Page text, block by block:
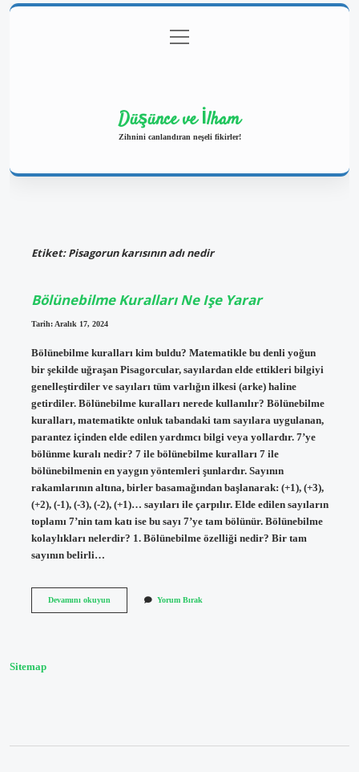
Gizlilik Politikası
menüyü
aç
Düşünce ve İlham
Zihnini canlandıran neşeli fikirler!
Etiket:Pisagorun karısının adı nedir
Bölünebilme Kuralları Ne Işe Yarar
Tarih: Aralık 17, 2024
Bölünebilme kuralları kim buldu? Matematikle bu denli yoğun
bir şekilde uğraşan Pisagorcular, sayılardan elde ettikleri bilgiyi
genelleştirdiler ve sayıları tüm varlığın ilkesi (arke) haline
getirdiler. Bölünebilme kuralları nerede kullanılır? Bölünebilme
kuralları, matematikte onluk tabandaki tam sayılara uygulanan,
parantez içinden elde edilen yardımcı bilgi veya yollardır. 7’ye
bölünme kuralı nedir? 7 ile bölünebilme kuralları 7 ile
bölünebilmenin en yaygın yöntemleri şunlardır. Sayının
rakamlarının altına, birler basamağından başlanarak: (+1), (+3),
(+2), (-1), (-3), (-2), (+1)… sayıları ile çarpılır. Elde edilen sayıların
toplamı 7’nin tam katı ise bu sayı 7’ye tam bölünür. Bölünebilme
kolaylıkları nelerdir? 1. Bölünebilme özelliği nedir? Bir tam
sayının belirli…
Devamını okuyunBölünebilme Yorum Bırak
Sitemap